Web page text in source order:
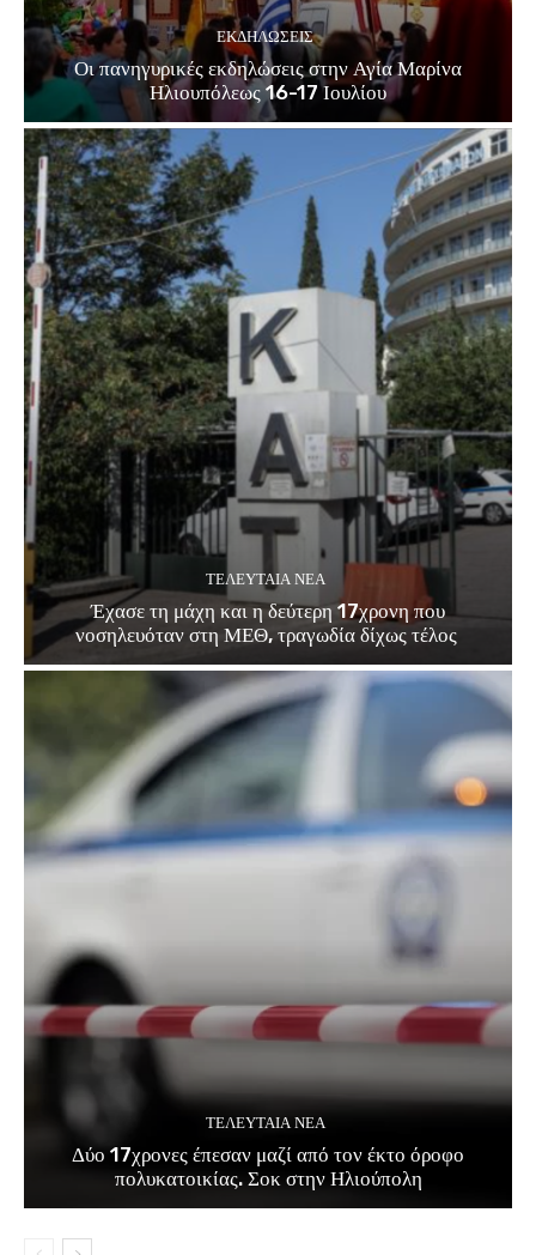
ΕΚΔΗΛΏΣΕΙΣ
Οι πανηγυρικές εκδηλώσεις στην Αγία Μαρίνα
Ηλιουπόλεως 16-17 Ιουλίου
ΤΕΛΕΥΤΑΊΑ ΝΈΑ
Έχασε τη μάχη και η δεύτερη 17χρονη που
νοσηλευόταν στη ΜΕΘ, τραγωδία δίχως τέλος
ΤΕΛΕΥΤΑΊΑ ΝΈΑ
Δύο 17χρονες έπεσαν μαζί από τον έκτο όροφο
πολυκατοικίας. Σοκ στην Ηλιούπολη